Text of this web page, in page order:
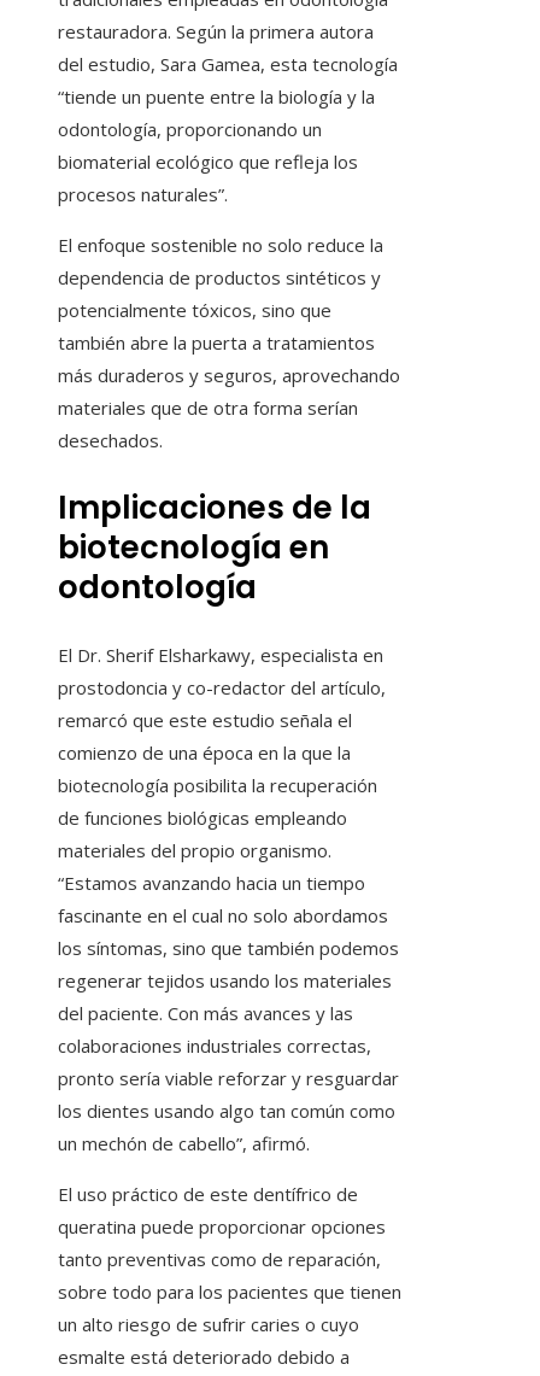
restauradora. Según la primera autora
del estudio, Sara Gamea, esta tecnología
“tiende un puente entre la biología y la
odontología, proporcionando un
biomaterial ecológico que refleja los
procesos naturales”.
El enfoque sostenible no solo reduce la
dependencia de productos sintéticos y
potencialmente tóxicos, sino que
también abre la puerta a tratamientos
más duraderos y seguros, aprovechando
materiales que de otra forma serían
desechados.
Implicaciones de la
biotecnología en
odontología
El Dr. Sherif Elsharkawy, especialista en
prostodoncia y co-redactor del artículo,
remarcó que este estudio señala el
comienzo de una época en la que la
biotecnología posibilita la recuperación
de funciones biológicas empleando
materiales del propio organismo.
“Estamos avanzando hacia un tiempo
fascinante en el cual no solo abordamos
los síntomas, sino que también podemos
regenerar tejidos usando los materiales
del paciente. Con más avances y las
colaboraciones industriales correctas,
pronto sería viable reforzar y resguardar
los dientes usando algo tan común como
un mechón de cabello”, afirmó.
El uso práctico de este dentífrico de
queratina puede proporcionar opciones
tanto preventivas como de reparación,
sobre todo para los pacientes que tienen
un alto riesgo de sufrir caries o cuyo
esmalte está deteriorado debido a